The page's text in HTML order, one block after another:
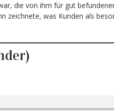
die von ihm für gut
zeichnete, was Kunden als